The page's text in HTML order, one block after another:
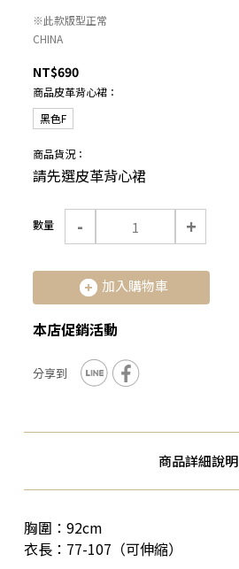
※此款版型正常
CHINA
NT$690
商品皮革背心裙：
黑色F
商品貨況：
請先選皮革背心裙
數量 - +
加入購物車
本店促銷活動
商品詳細說明
胸圍：92cm
衣長：77-107（可伸縮）